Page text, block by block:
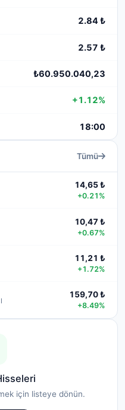
2.84 ₺
2.57 ₺
₺60.950.040,23
+1.12%
18:00
Tümü
14,65 ₺
+0.21%
10,47 ₺
+0.67%
11,21 ₺
+1.72%
159,70 ₺
+8.49%
için listeye dönün.